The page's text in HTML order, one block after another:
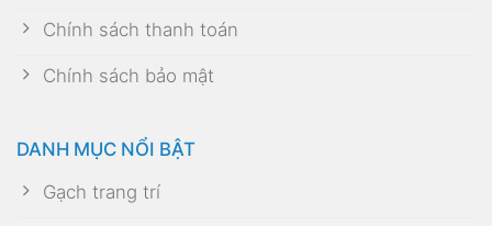
Chính sách thanh toán
Chính sách bảo mật
DANH MỤC NỔI BẬT
Gạch trang trí